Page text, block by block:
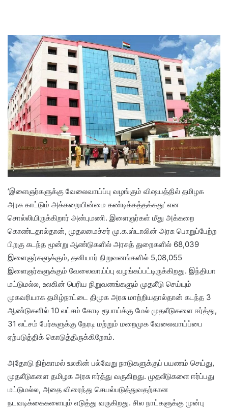
’இளைஞர்களுக்கு வேலைவாய்ப்பு வழங்கும் விஷயத்தில் தமிழக
அரசு காட்டும் அக்கறையின்மை கண்டிக்கத்தக்கது’ என
சொல்லியிருக்கிறார் அன்புமணி. இளைஞர்கள் மீது அக்கறை
கொண்டதால்தான், முதலமைச்சர் மு.க.ஸ்டாலின் அரசு பொறுப்பேற்ற
பிறகு கடந்த மூன்று ஆண்டுகளில் அரசுத் துறைகளில் 68,039
இளைஞர்களுக்கும், தனியார் நிறுவனங்களில் 5,08,055
இளைஞர்களுக்கும் வேலைவாய்ப்பு வழங்கப்பட்டிருக்கிறது. இந்தியா
மட்டுமல்ல, உலகின் பெரிய நிறுவனங்களும் முதலீடு செய்யும்
முகவரியாக தமிழ்நாட்டை திமுக அரசு மாற்றியதால்தான் கடந்த 3
ஆண்டுகளில் 10 லட்சம் கோடி ரூபாய்க்கு மேல் முதலீடுகளை ஈர்த்து,
31 லட்சம் பேர்களுக்கு நேரடி மற்றும் மறைமுக வேலைவாய்ப்பை
ஏற்படுத்திக் கொடுத்திருக்கிறோம்.
அதோடு நிற்காமல் உலகின் பல்வேறு நாடுகளுக்குப் பயணம் செய்து,
முதலீடுகளை தமிழக அரசு ஈர்த்து வருகிறது. முதலீடுகளை ஈர்ப்பது
மட்டுமல்ல, அதை விரைந்து செயல்படுத்துவதற்கான
நடவடிக்கைகளையும் எடுத்து வருகிறது. சில நாட்களுக்கு முன்பு